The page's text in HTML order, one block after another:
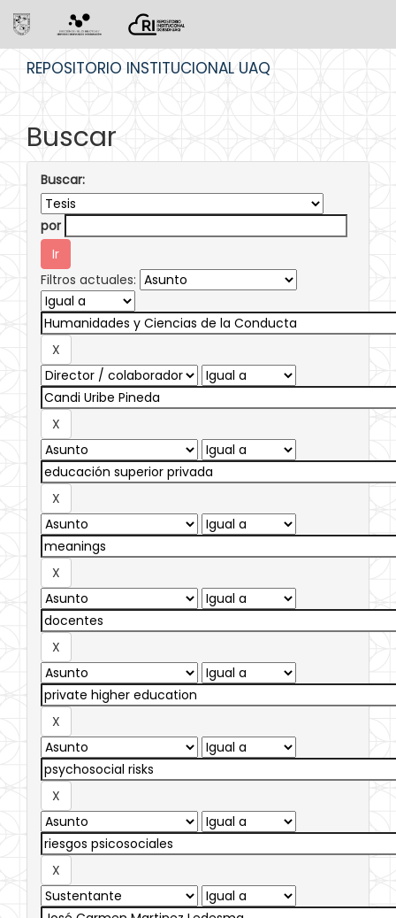
REPOSITORIO INSTITUCIONAL UAQ
Buscar
Buscar:
por
Filtros actuales: